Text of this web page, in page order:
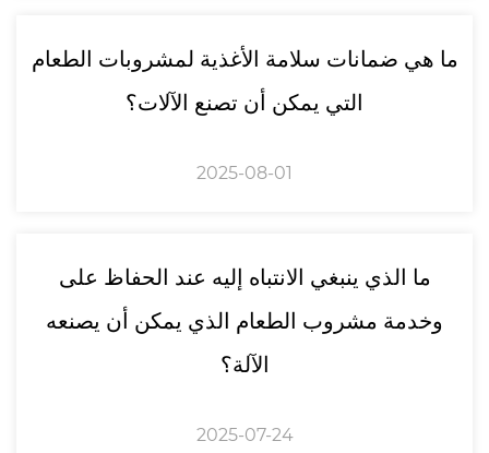
ما هي ضمانات سلامة الأغذية لمشروبات الطعام
التي يمكن أن تصنع الآلات؟
2025-08-01
ما الذي ينبغي الانتباه إليه عند الحفاظ على
وخدمة مشروب الطعام الذي يمكن أن يصنعه
الآلة؟
2025-07-24